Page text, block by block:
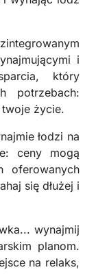
i
który
potrzebach:
życie.
łodzi na
ceny mogą
się dłużej i
wynajmij
planom.
na relaks,